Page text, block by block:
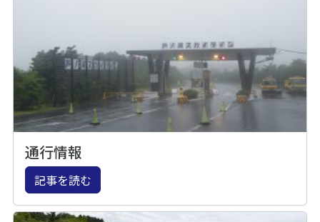
通行情報
記事を読む